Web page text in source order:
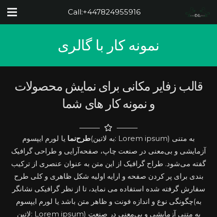
Call:+447824955916
نمونه کار با گالری
قالب زفایر مکانی برای نمایش محصولات
و نمونه کار های شما
طرح‌نما یا لورم ایپسوم(به لاتین: Lorem ipsum) به متنی
آزمایشی و بی‌معنی در صنعت چاپ، صفحه‌آرایی و طراحی گرافیک
گفته می‌شود. طراح گرافیک از این متن به عنوان عنصری از ترکیب
بندی برای پر کردن صفحه و ارایه اولیه شکل ظاهری و کلی طرح
سفارش گرفته شده استفاده می نماید، تا از نظر گرافیکی نشانگر
چگونگی نوع و اندازه فونت و ظاهر متن باشد یا لورم ایپسوم(به
لاتین: Lorem ipsum) به متنی آزمایشی و بی‌معنی در صنعت